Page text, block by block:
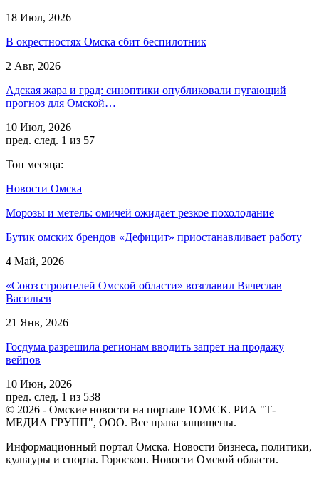
18 Июл, 2026
В окрестностях Омска сбит беспилотник
2 Авг, 2026
Адская жара и град: синоптики опубликовали пугающий
прогноз для Омской…
10 Июл, 2026
пред. след. 1 из 57
Топ месяца:
Новости Омска
Морозы и метель: омичей ожидает резкое похолодание
Бутик омских брендов «Дефицит» приостанавливает работу
4 Май, 2026
«Союз строителей Омской области» возглавил Вячеслав
Васильев
21 Янв, 2026
Госдума разрешила регионам вводить запрет на продажу
вейпов
10 Июн, 2026
пред. след. 1 из 538
© 2026 - Омские новости на портале 1ОМСК. РИА "Т-
МЕДИА ГРУПП", ООО. Все права защищены.
Информационный портал Омска. Новости бизнеса, политики,
культуры и спорта. Гороскоп. Новости Омской области.